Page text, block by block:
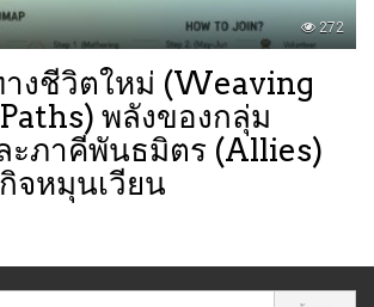
272
งชีวิตใหม่ (Weaving
พลังของกลุ่ม
ะภาคีพันธมิตร (Allies)
จหมุนเวียน